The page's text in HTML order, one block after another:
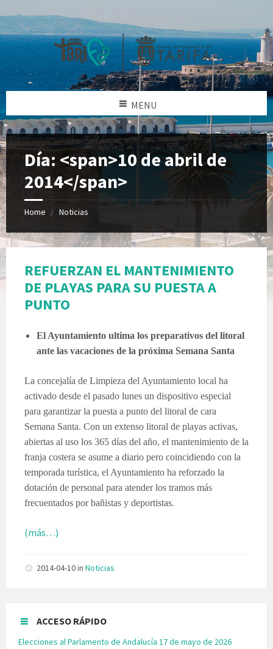
MENU
Día: <span>10 de abril de
2014</span>
Home Noticias
REFUERZAN EL MANTENIMIENTO
DE PLAYAS PARA SU PUESTA A
PUNTO
El Ayuntamiento ultima los preparativos del litoral
ante las vacaciones de la próxima Semana Santa
La concejalía de Limpieza del Ayuntamiento local ha
activado desde el pasado lunes un dispositivo especial
para garantizar la puesta a punto del litoral de cara
Semana Santa. Con un extenso litoral de playas activas,
abiertas al uso los 365 días del año, el mantenimiento de la
franja costera se asume a diario pero coincidiendo con la
temporada turística, el Ayuntamiento ha reforzado la
dotación de personal para atender los tramos más
frecuentados por bañistas y deportistas.
(más…)
2014-04-10in Noticias
ACCESO RÁPIDO
Elecciones al Parlamento de Andalucía 17 de mayo de 2026